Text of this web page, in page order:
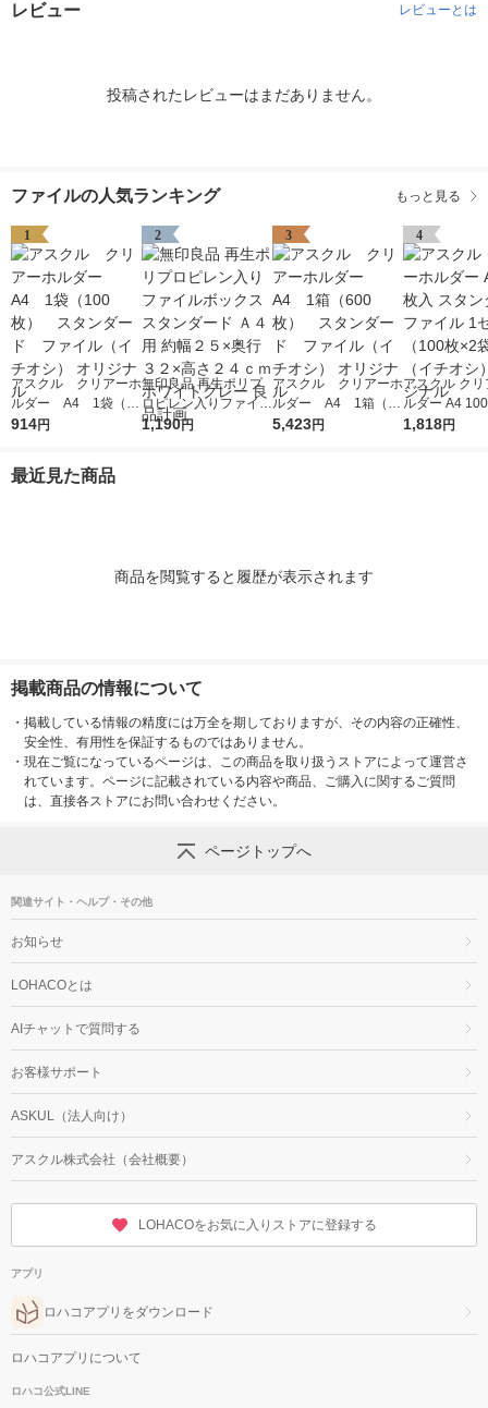
レビュー レビューとは
投稿されたレビューはまだありません。
ファイルの人気ランキング もっと見る
1
アスクル クリアーホ
ルダー A4 1袋（10
0枚） スタンダー
914円
2
無印良品 再生ポリプ
ロピレン入りファイル
ボックススタンダード
1,190円
3
アスクル クリアーホ
ルダー A4 1箱（60
0枚） スタンダー
5,423円
4
アスクル ク
ルダー A4
タンダード
1,818円
最近見た商品
商品を閲覧すると履歴が表示されます
掲載商品の情報について
・ 掲載している情報の精度には万全を期しておりますが、その内容の正確性、
安全性、有用性を保証するものではありません。
・ 現在ご覧になっているページは、この商品を取り扱うストアによって運営さ
れています。ページに記載されている内容や商品、ご購入に関するご質問
は、直接各ストアにお問い合わせください。
ページトップへ
関連サイト・ヘルプ・その他
お知らせ
LOHACOとは
AIチャットで質問する
お客様サポート
ASKUL（法人向け）
アスクル株式会社（会社概要）
LOHACOをお気に入りストアに登録する
アプリ
ロハコアプリをダウンロード
ロハコアプリについて
ロハコ公式LINE